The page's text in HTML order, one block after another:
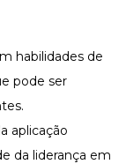
habilidades de
pode ser
aplicação
da liderança em